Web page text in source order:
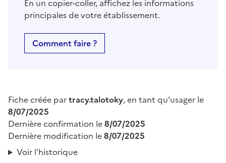
En un copier-coller, affichez les informations
principales de votre établissement.
Comment faire ?
Fiche créée partracy.talotoky, en tant qu'usager le
8/07/2025
Dernière confirmation le8/07/2025
Dernière modification le8/07/2025
Voir l'historique